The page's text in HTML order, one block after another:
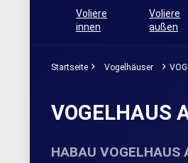
Voliere
innen
Voliere
außen
Startseite Vogelhäuser
VOGELHAUS
HABAU